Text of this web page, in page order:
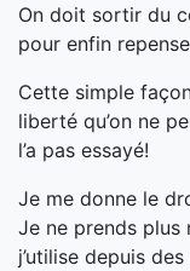
On doit sortir du
pour enfin
Cette simple
liberté qu’on ne
l’a pas essayé!
Je me donne le
Je ne prends plus
j’utilise depuis